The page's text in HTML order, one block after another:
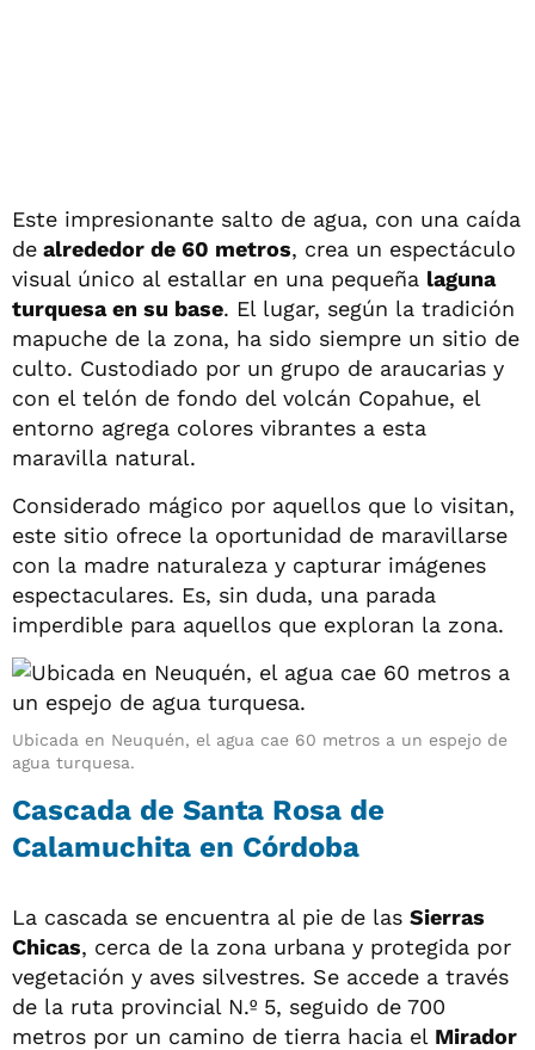
Este impresionante salto de agua, con una caída
de alrededor de 60 metros, crea un espectáculo
visual único al estallar en una pequeña laguna
turquesa en su base. El lugar, según la tradición
mapuche de la zona, ha sido siempre un sitio de
culto. Custodiado por un grupo de araucarias y
con el telón de fondo del volcán Copahue, el
entorno agrega colores vibrantes a esta
maravilla natural.
Considerado mágico por aquellos que lo visitan,
este sitio ofrece la oportunidad de maravillarse
con la madre naturaleza y capturar imágenes
espectaculares. Es, sin duda, una parada
imperdible para aquellos que exploran la zona.
Ubicada en Neuquén, el agua cae 60 metros a un espejo de
agua turquesa.
Cascada de Santa Rosa de
Calamuchita en Córdoba
La cascada se encuentra al pie de las Sierras
Chicas, cerca de la zona urbana y protegida por
vegetación y aves silvestres. Se accede a través
de la ruta provincial N.º 5, seguido de 700
metros por un camino de tierra hacia el Mirador